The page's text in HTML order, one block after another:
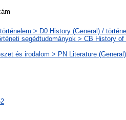
> D0 History (General) /
segédtudományok > CB History
és irodalom > PN Literature